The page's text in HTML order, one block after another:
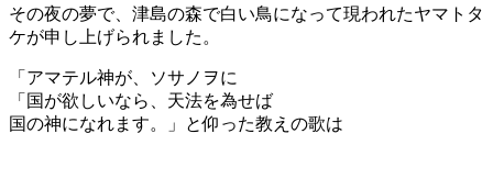
その夜の夢で、津島の森で白い鳥になって現われたヤマトタ
ケが申し上げられました。
「アマテル神が、ソサノヲに
「国が欲しいなら、天法を為せば
国の神になれます。」と仰った教えの歌は